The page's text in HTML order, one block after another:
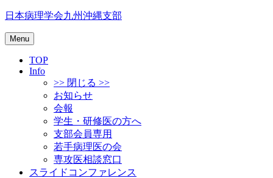
Skip
content
日本病理学会九州沖縄支部
Menu
TOP
Info
>> 閉じる >>
お知らせ
会報
学生・研修医の方へ
支部会員専用
若手病理医の会
専攻医相談窓口
スライドコンファレンス